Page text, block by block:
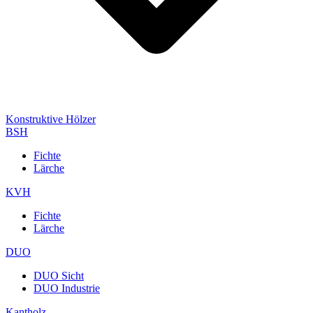
Konstruktive Hölzer
BSH
Fichte
Lärche
KVH
Fichte
Lärche
DUO
DUO Sicht
DUO Industrie